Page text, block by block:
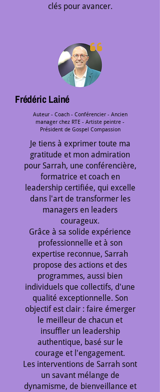
clés pour avancer.
Frédéric Lainé
Auteur - Coach - Conférencier - Ancien
manager chez RTE - Artiste peintre -
Président de Gospel Compassion
Je tiens à exprimer toute ma
gratitude et mon admiration
pour Sarrah, une conférencière,
formatrice et coach en
leadership certifiée, qui excelle
dans l'art de transformer les
managers en leaders
courageux.
Grâce à sa solide expérience
professionnelle et à son
expertise reconnue, Sarrah
propose des actions et des
programmes, aussi bien
individuels que collectifs, d'une
qualité exceptionnelle. Son
objectif est clair : faire émerger
le meilleur de chacun et
insuffler un leadership
authentique, basé sur le
courage et l'engagement.
Les interventions de Sarrah sont
un savant mélange de
dynamisme, de bienveillance et